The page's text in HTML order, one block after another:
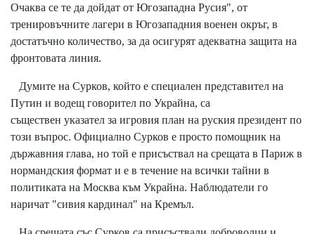
Очаква се те да дойдат от Югозападна Русия", от
тренировъчните лагери в Югозападния военен окръг, в
достатъчно количество, за да осигурят адекватна защита на
фронтовата линия.
Думите на Сурков, който е специален представител на
Путин и водещ говорител по Украйна, са
съществен указател за игровия план на руския президент по
този въпрос. Официално Сурков е просто помощник на
държавния глава, но той е присъствал на срещата в Париж в
нормандския формат и е в течение на всички тайни в
политиката на Москва към Украйна. Наблюдатели го
наричат "сивия кардинал" на Кремъл.